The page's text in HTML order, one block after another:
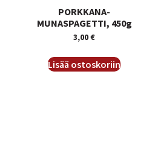
PORKKANA-
MUNASPAGETTI, 450g
3,00€
Lisää ostoskoriin